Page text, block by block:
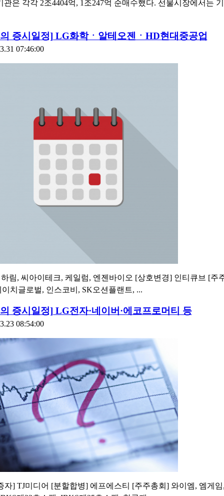
관은 각각 2조4404억, 1조247억 순매수했다. 선물시장에서는
증시일정] LG화학ㆍ알테오젠ㆍHD현대중공업
07:46:00
림, 씨아이테크, 케일럼, 엔젠바이오 [상호변경] 인티큐브 [주
치글로벌, 인스코비, SK오션플랜트, ...
증시일정] LG전자·네이버·에코프로머티 등
08:54:00
자] TJ미디어 [분할합병] 에프에스티 [주주총회] 와이엠, 엠게